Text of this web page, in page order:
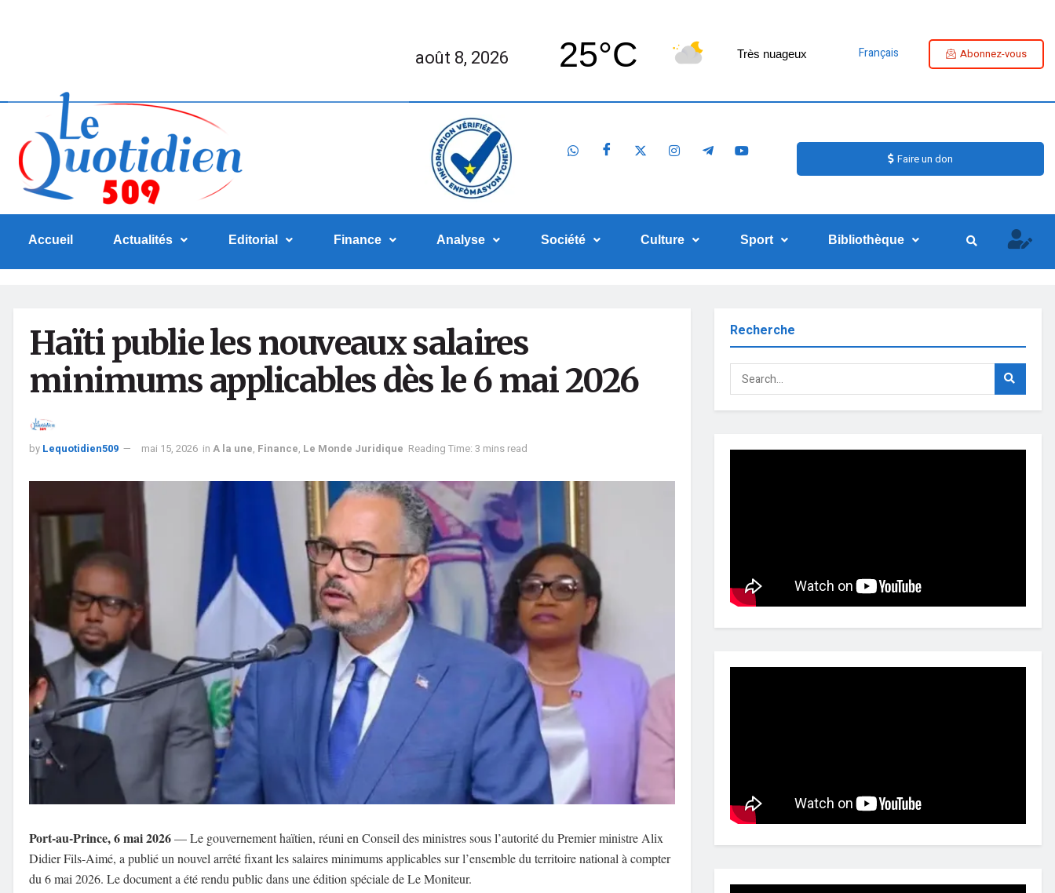
août 8, 2026 25°C Très nuageux Français Abonnez-vous
Faire un don
Accueil Actualités Editorial Finance Analyse Société Culture Sport Bibliothèque
Haïti publie les nouveaux salaires
minimums applicables dès le 6 mai 2026
by Lequotidien509 mai 15, 2026 in A la une, Finance, Le Monde Juridique Reading Time: 3 mins read
Port-au-Prince, 6 mai 2026— Le gouvernement haïtien, réuni en Conseil des ministres sous l’autorité du Premier ministre Alix
Didier Fils-Aimé, a publié un nouvel arrêté fixant les salaires minimums applicables sur l’ensemble du territoire national à compter
du 6 mai 2026. Le document a été rendu public dans une édition spéciale de Le Moniteur.
Recherche